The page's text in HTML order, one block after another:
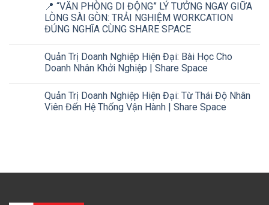
📍 “VĂN PHÒNG DI ĐỘNG” LÝ TƯỞNG NGAY GIỮA
LÒNG SÀI GÒN: TRẢI NGHIỆM WORKCATION
ĐÚNG NGHĨA CÙNG SHARE SPACE
Quản Trị Doanh Nghiệp Hiện Đại: Bài Học Cho
Doanh Nhân Khởi Nghiệp | Share Space
Quản Trị Doanh Nghiệp Hiện Đại: Từ Thái Độ Nhân
Viên Đến Hệ Thống Vận Hành | Share Space